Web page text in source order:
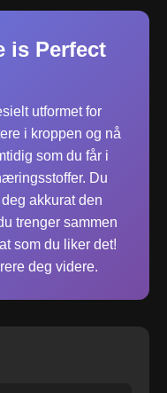
is Perfect
utformet for
i kroppen og nå
som du får i
Du
akkurat den
trenger sammen
som du liker det!
deg videre.